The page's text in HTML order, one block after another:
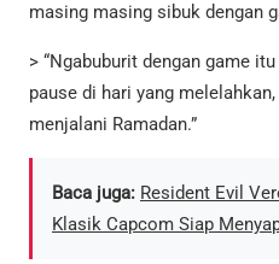
masing masing sibuk dengan
> “Ngabuburit dengan game
pause di hari yang
menjalani Ramadan.”
Baca juga: Resident Evil
Klasik Capcom Siap